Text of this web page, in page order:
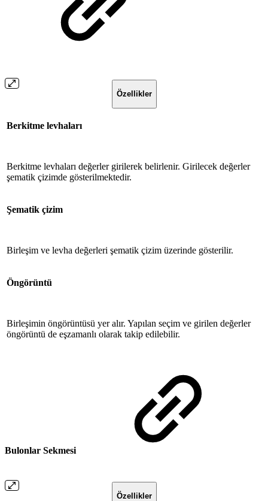
Özellikler
Berkitme levhaları
Berkitme levhaları değerler girilerek belirlenir. Girilecek değerler
şematik çizimde gösterilmektedir.
Şematik çizim
Birleşim ve levha değerleri şematik çizim üzerinde gösterilir.
Öngörüntü
Birleşimin öngörüntüsü yer alır. Yapılan seçim ve girilen değerler
öngörüntü de eşzamanlı olarak takip edilebilir.
Bulonlar Sekmesi
Özellikler